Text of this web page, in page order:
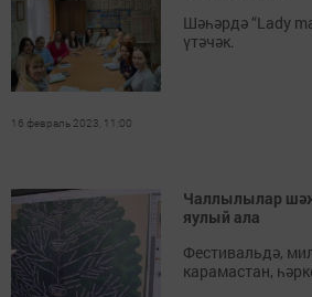
Шәһәрдә “Lady
үтәчәк.
16 февраль 2023, 11:00
Чаллылылар
яулый ала
Фестивальдә,
карамастан,